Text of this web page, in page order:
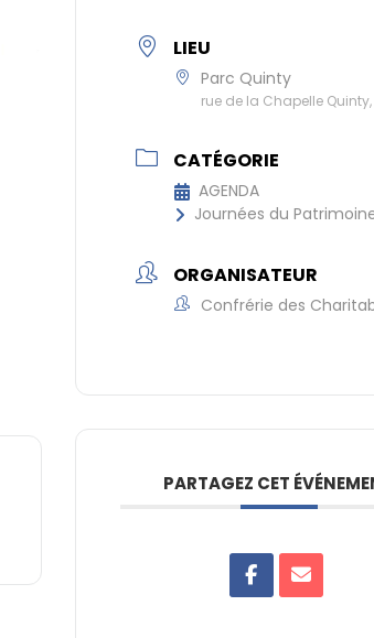
LIEU
Parc Quinty
rue de la Chapelle
CATÉGORIE
AGENDA
Journées du
ORGANISATEUR
Confrérie des
PARTAGEZ CET